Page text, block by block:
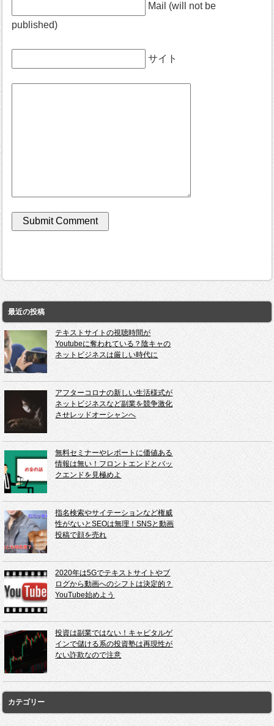
Mail (will not be
published)
サイト
最近の投稿
テキストサイトの視聴時間が
Youtubeに奪われている？陰キャの
ネットビジネスは厳しい時代に
アフターコロナの新しい生活様式が
ネットビジネスなど副業を競争激化
させレッドオーシャンへ
無料セミナーやレポートに価値ある
情報は無い！フロントエンドとバッ
クエンドを見極めよ
指名検索やサイテーションなど権威
性がないとSEOは無理！SNSと動画
投稿で顔を売れ
2020年は5Gでテキストサイトやブ
ログから動画へのシフトは決定的？
YouTube始めよう
投資は副業ではない！キャピタルゲ
インで儲ける系の投資塾は再現性が
ない詐欺なので注意
カテゴリー